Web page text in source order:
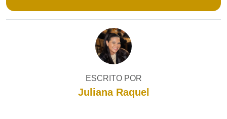
ESCRITO POR
Juliana Raquel